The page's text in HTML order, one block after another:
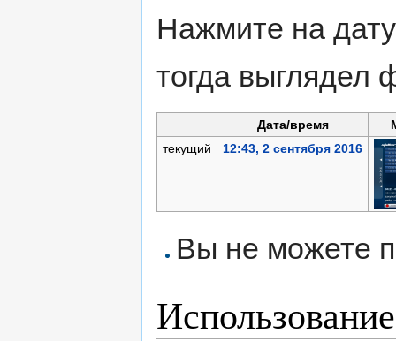
Нажмите на
тогда выглядел
Дата/время
текущий
12:43, 2 сентября 2016
Вы не можете